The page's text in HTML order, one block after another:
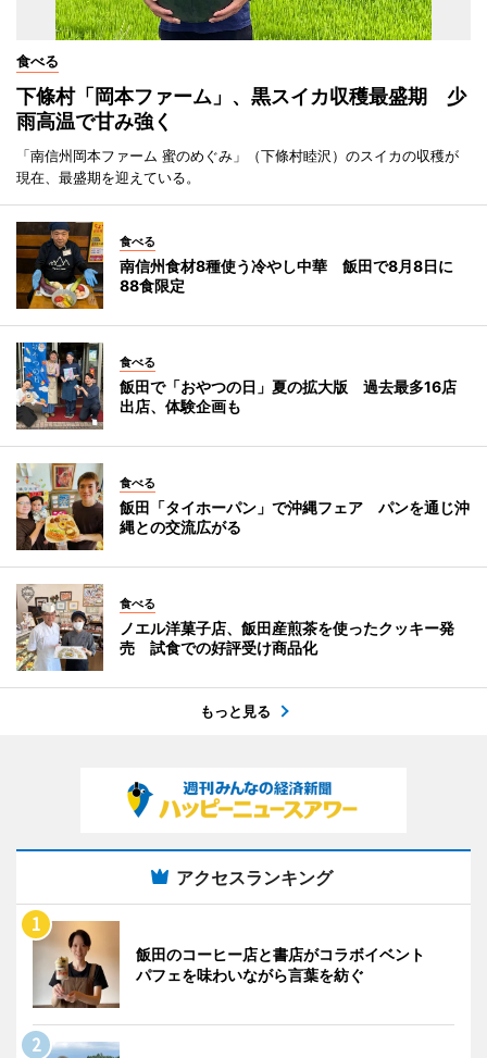
食べる
下條村「岡本ファーム」、黒スイカ収穫最盛期 少
雨高温で甘み強く
「南信州岡本ファーム 蜜のめぐみ」（下條村睦沢）のスイカの収穫が
現在、最盛期を迎えている。
食べる
南信州食材8種使う冷やし中華 飯田で8月8日に
88食限定
食べる
飯田で「おやつの日」夏の拡大版 過去最多16店
出店、体験企画も
食べる
飯田「タイホーパン」で沖縄フェア パンを通じ沖
縄との交流広がる
食べる
ノエル洋菓子店、飯田産煎茶を使ったクッキー発
売 試食での好評受け商品化
もっと見る
アクセスランキング
飯田のコーヒー店と書店がコラボイベント
パフェを味わいながら言葉を紡ぐ